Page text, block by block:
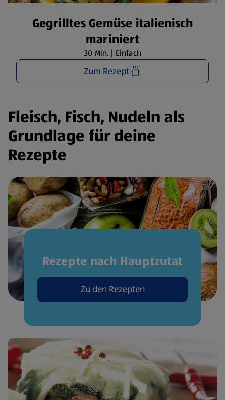
Gegrilltes Gemüse italienisch
mariniert
30 Min. | Einfach
Zum Rezept
Fleisch, Fisch, Nudeln als
Grundlage für deine
Rezepte
Rezepte nach Hauptzutat
Zu den Rezepten